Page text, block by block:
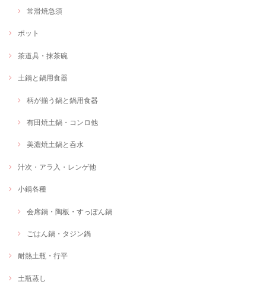
常滑焼急須
ポット
茶道具・抹茶碗
土鍋と鍋用食器
柄が揃う鍋と鍋用食器
有田焼土鍋・コンロ他
美濃焼土鍋と呑水
汁次・アラ入・レンゲ他
小鍋各種
会席鍋・陶板・すっぽん鍋
ごはん鍋・タジン鍋
耐熱土瓶・行平
土瓶蒸し